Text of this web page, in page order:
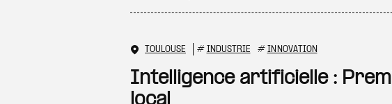
TOULOUSE # INDUSTRIE # INNOVATION
Intelligence artificielle :